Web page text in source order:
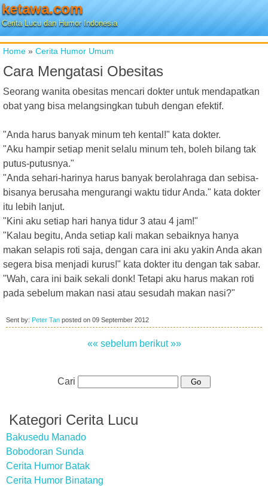
ketawa.com
Cerita Lucu dan Humor Indonesia
Home » Cerita Humor Umum
Cara Mengatasi Obesitas
Seorang wanita obesitas mencari dokter untuk mendapatkan
obat yang bisa melangsingkan tubuh dengan efektif.
"Anda harus banyak minum teh kental!" kata dokter.
"Aku hampir setiap menit selalu minum teh, boleh bilang tak
putus-putusnya."
"Anda sehari-harinya harus banyak berolahraga dan sebisa-
bisanya berusaha mengurangi waktu tidur Anda." kata dokter
itu lebih lanjut.
"Kini aku setiap hari hanya tidur 3 atau 4 jam!"
"Kalau begitu, Anda setiap kali makan sebaiknya hanya
makan selapis roti saja, dengan cara ini aku yakin Anda akan
segera bisa menjadi kurus!" kata dokter itu dengan tak sabar.
"Wah, cara ini baik sekali donk! Tetapi aku harus makan roti
pada sebelum makan nasi atau sesudah makan nasi?"
Sent by: Peter Tan posted on 09 September 2012
«« sebelum berikut »»
Cari
Kategori Cerita Lucu
Bakusedu Manado
Bobodoran Sunda
Cerita Humor Batak
Cerita Humor Binatang